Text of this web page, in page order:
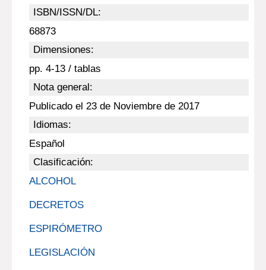
ISBN/ISSN/DL:
68873
Dimensiones:
pp. 4-13 / tablas
Nota general:
Publicado el 23 de Noviembre de 2017
Idiomas:
Español
Clasificación:
ALCOHOL
DECRETOS
ESPIRÓMETRO
LEGISLACIÓN